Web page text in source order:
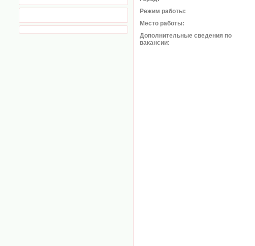
Режим работы:
Место работы:
Дополнительные сведения по
вакансии: